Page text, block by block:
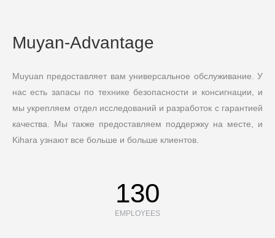
Muyan-Advantage
Muyuan предоставляет вам универсальное обслуживание. У
нас есть запасы по технике безопасности и консигнации, и
мы укрепляем отдел исследований и разработок с гарантией
качества. Мы также предоставляем поддержку на месте, и
Kihara узнают все больше и больше клиентов.
130
EMPLOYEES